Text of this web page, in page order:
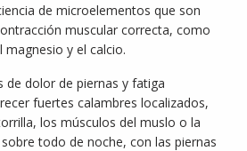
de microelementos que son
muscular correcta, como
y el calcio.
de dolor de piernas y fatiga
fuertes calambres localizados,
los músculos del muslo o la
todo de noche, con las piernas